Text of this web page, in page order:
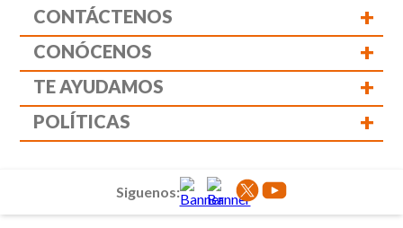
CONTÁCTENOS +
CONÓCENOS +
TE AYUDAMOS +
POLÍTICAS +
Siguenos: